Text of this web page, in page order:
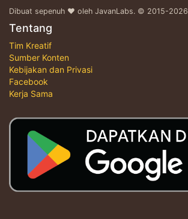
Dibuat sepenuh ♥ oleh JavanLabs. © 2015-2026
Tentang
Tim Kreatif
Sumber Konten
Kebijakan dan Privasi
Facebook
Kerja Sama